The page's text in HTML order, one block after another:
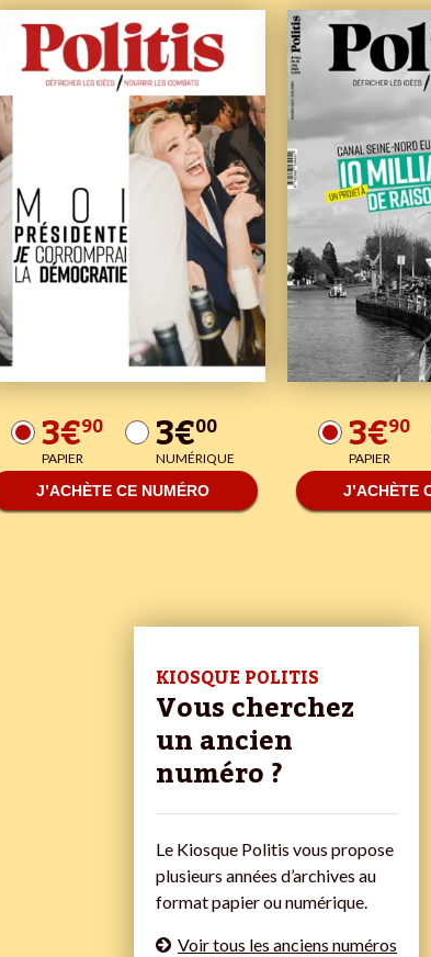
3€90
PAPIER 3€00
NUMÉRIQUE
J’ACHÈTE CE NUMÉRO
3€90
PAPIER
J’ACHÈTE
KIOSQUE POLITIS
Vous cherchez
un ancien
numéro ?
Le Kiosque Politis vous propose
plusieurs années d’archives au
format papier ou numérique.
Voir tous les anciens numéros